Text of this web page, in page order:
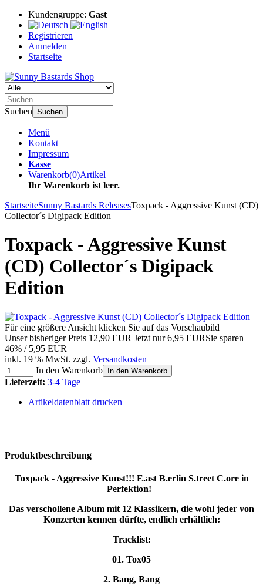
Kundengruppe: Gast
Registrieren
Anmelden
Startseite
Suchen Suchen
Menü
Kontakt
Impressum
Kasse
Warenkorb(0)Artikel
Ihr Warenkorb ist leer.
StartseiteSunny Bastards ReleasesToxpack - Aggressive Kunst (CD)
Collector´s Digipack Edition
Toxpack - Aggressive Kunst
(CD) Collector´s Digipack
Edition
Für eine größere Ansicht klicken Sie auf das Vorschaubild
Unser bisheriger Preis 12,90 EUR Jetzt nur6,95 EURSie sparen
46% / 5,95 EUR
inkl. 19 % MwSt. zzgl. Versandkosten
In den Warenkorb
In den Warenkorb
Lieferzeit: 3-4 Tage
Artikeldatenblatt drucken
Produktbeschreibung
Toxpack - Aggressive Kunst!!! E.ast B.erlin S.treet C.ore in
Perfektion!
Das verschollene Album mit 12 Klassikern, die wohl jeder von
Konzerten kennen dürfte, endlich erhältlich:
Tracklist:
01. Tox05
2. Bang, Bang